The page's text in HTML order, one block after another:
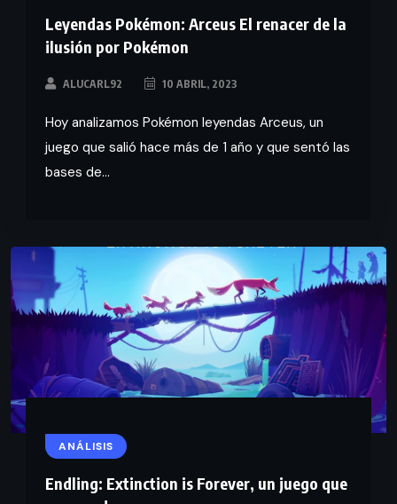
Leyendas Pokémon: Arceus El renacer de la
ilusión por Pokémon
ALUCARL92 10 ABRIL, 2023
Hoy analizamos Pokémon leyendas Arceus, un
juego que salió hace más de 1 año y que sentó las
bases de...
ANÁLISIS
Endling: Extinction is Forever, un juego que